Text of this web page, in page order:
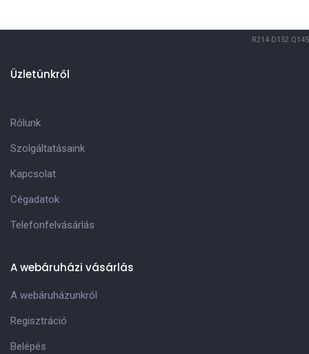
R214 D152 Q145
Üzletünkről
Rólunk
Szolgáltatásaink
Kapcsolat
Cégadatok
Telefonfelvásárlás
A webáruházi vásárlás
A webáruházunkról
Regisztráció
Belépés